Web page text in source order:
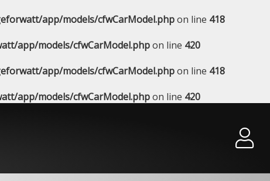
app/models/cfwCarModel.phpon line 418
app/models/cfwCarModel.phpon line 420
app/models/cfwCarModel.phpon line 418
app/models/cfwCarModel.phpon line 420